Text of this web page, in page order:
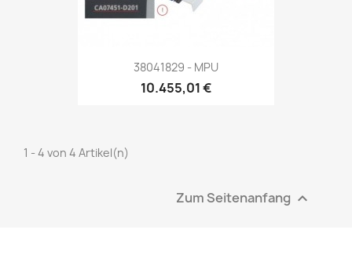
38041829 - MPU
10.455,01 €
1 - 4 von 4 Artikel(n)
Zum Seitenanfang 